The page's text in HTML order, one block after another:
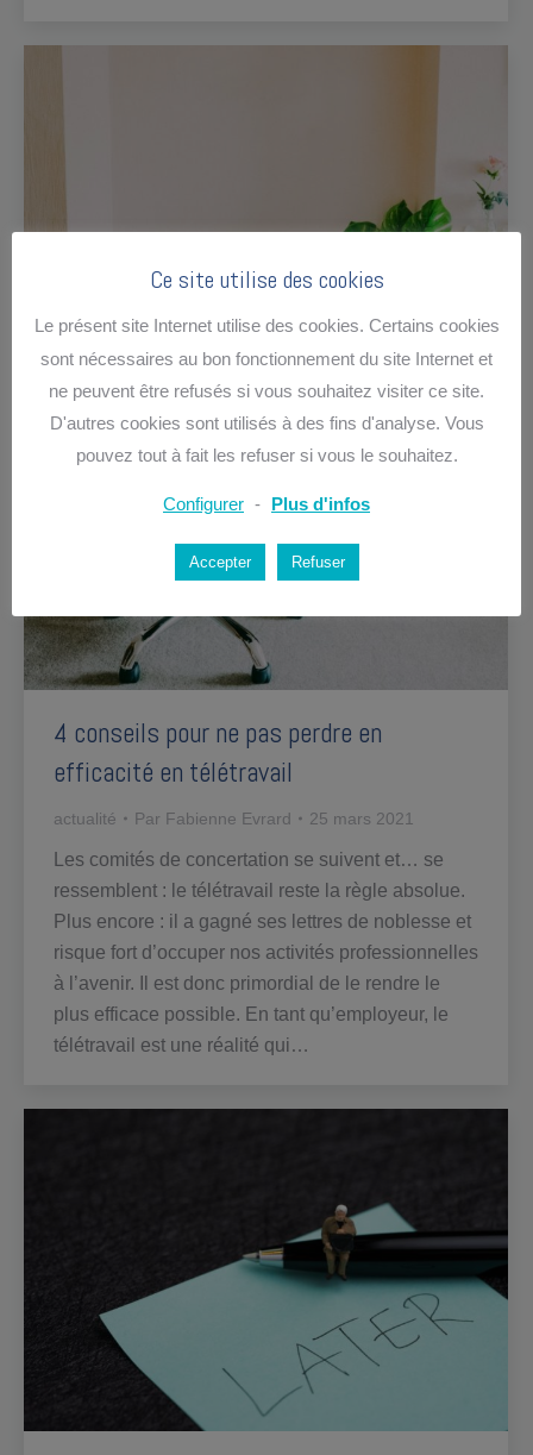
4 conseils pour ne pas perdre en
efficacité en télétravail
actualité Par Fabienne Evrard 25 mars 2021
Les comités de concertation se suivent et… se
ressemblent : le télétravail reste la règle absolue.
Plus encore : il a gagné ses lettres de noblesse et
risque fort d’occuper nos activités professionnelles
à l’avenir. Il est donc primordial de le rendre le
plus efficace possible. En tant qu’employeur, le
télétravail est une réalité qui…
Ce site utilise des cookies
Le présent site Internet utilise des cookies. Certains cookies
sont nécessaires au bon fonctionnement du site Internet et
ne peuvent être refusés si vous souhaitez visiter ce site.
D'autres cookies sont utilisés à des fins d'analyse. Vous
pouvez tout à fait les refuser si vous le souhaitez.
Configurer - Plus d'infos
Accepter Refuser